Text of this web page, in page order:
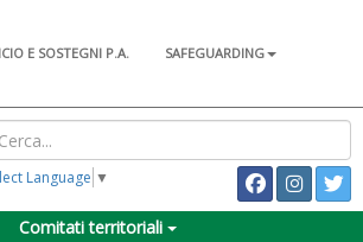
E SOSTEGNI P.A.
SAFEGUARDING
Language ▼
Comitati territoriali